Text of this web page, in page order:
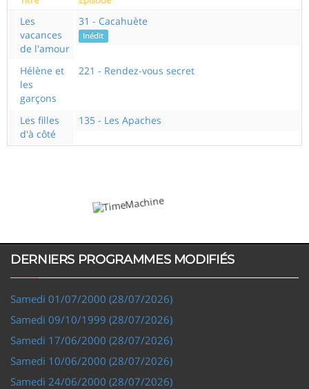
Les
vacances
de l'amour
31 - Cacahuète
Inédit
Hélène et
les
garçons
221 - Rendez-vous secret
Les filles
d'à côté
135 - Les Apaches
DERNIERS PROGRAMMES MODIFIÉS
Samedi 01/07/2000 (28/07/2026)
Samedi 09/10/1999 (28/07/2026)
Samedi 17/06/2000 (28/07/2026)
Samedi 10/06/2000 (28/07/2026)
Samedi 24/06/2000 (28/07/2026)